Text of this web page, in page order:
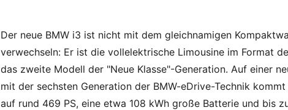
Der neue BMW i3 ist nicht mit dem gleichnamigen
verwechseln: Er ist die vollelektrische Limousine im Format
das zweite Modell der "Neue Klasse"-Generation. Auf einer
mit der sechsten Generation der BMW-eDrive-Technik
auf rund 469 PS, eine etwa 108 kWh große Batterie und bis